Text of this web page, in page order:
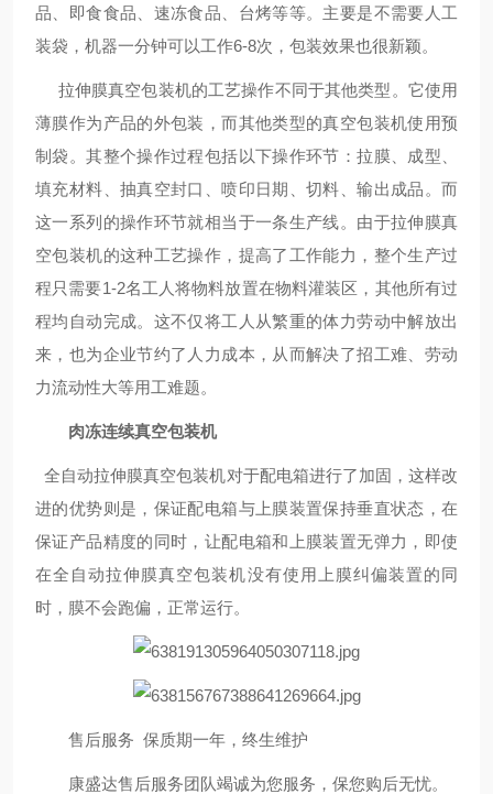
品、即食食品、速冻食品、台烤等等。主要是不需要人工
装袋，机器一分钟可以工作6-8次，包装效果也很新颖。
拉伸膜真空包装机的工艺操作不同于其他类型。它使用
薄膜作为产品的外包装，而其他类型的真空包装机使用预
制袋。其整个操作过程包括以下操作环节：拉膜、成型、
填充材料、抽真空封口、喷印日期、切料、输出成品。而
这一系列的操作环节就相当于一条生产线。由于拉伸膜真
空包装机的这种工艺操作，提高了工作能力，整个生产过
程只需要1-2名工人将物料放置在物料灌装区，其他所有过
程均自动完成。这不仅将工人从繁重的体力劳动中解放出
来，也为企业节约了人力成本，从而解决了招工难、劳动
力流动性大等用工难题。
肉冻连续真空包装机
全自动拉伸膜真空包装机对于配电箱进行了加固，这样改
进的优势则是，保证配电箱与上膜装置保持垂直状态，在
保证产品精度的同时，让配电箱和上膜装置无弹力，即使
在全自动拉伸膜真空包装机没有使用上膜纠偏装置的同
时，膜不会跑偏，正常运行。
售后服务 保质期一年，终生维护
康盛达售后服务团队竭诚为您服务，保您购后无忧。